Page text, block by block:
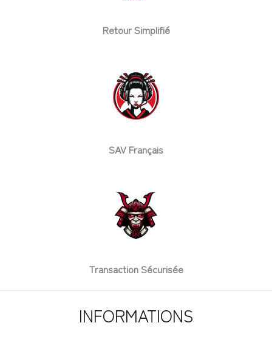
Retour Simplifié
SAV Français
Transaction Sécurisée
INFORMATIONS